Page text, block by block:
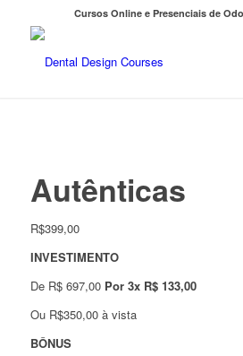
Cursos Online e Presenciais de
Autênticas
R$399,00
INVESTIMENTO
De R$ 697,00 Por 3x R$ 133,00
Ou R$350,00 à vista
BÔNUS